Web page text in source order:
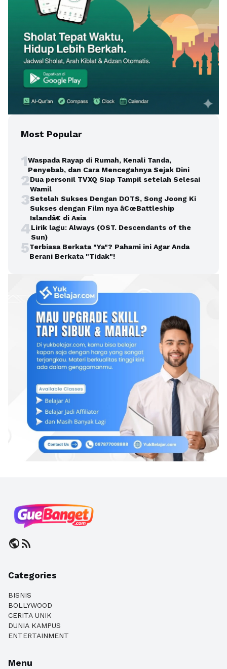
Most Popular
1Waspada Rayap di Rumah, Kenali Tanda,
Penyebab, dan Cara Mencegahnya Sejak Dini
2Dua personil TVXQ Siap Tampil setelah Selesai
Wamil
3Setelah Sukses Dengan DOTS, Song Joong Ki
Sukses dengan Film nya â€œBattleship
Islandâ€ di Asia
4Lirik lagu: Always (OST. Descendants of the
Sun)
5Terbiasa Berkata "Ya"? Pahami ini Agar Anda
Berani Berkata "Tidak"!
publicrss_feed
Categories
BISNIS
BOLLYWOOD
CERITA UNIK
DUNIA KAMPUS
ENTERTAINMENT
Menu